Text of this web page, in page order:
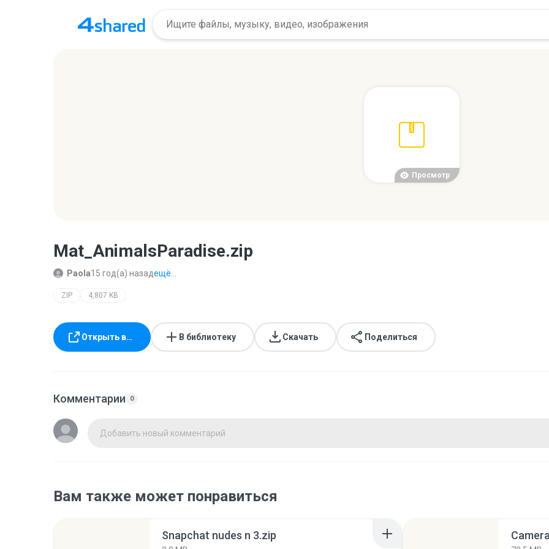
Просмотр
Mat_AnimalsParadise.zip
Paola15 год(а) назадещё...
ZIP 4,807 KB
Открыть в… В библиотеку Скачать Поделиться
Комментарии 0
Добавить новый комментарий
Вам также может понравиться
Snapchat nudes n 3.zip